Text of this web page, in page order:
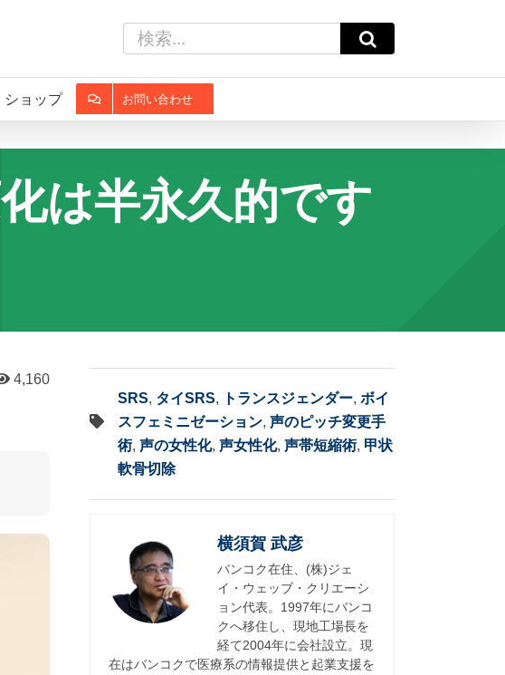
索
…
ショップ お問い合わせ
は半永久的です
4,160
SRS, タイSRS, トランスジェンダー, ボイ
スフェミニゼーション, 声のピッチ変更手
術, 声の女性化, 声女性化, 声帯短縮術, 甲状
軟骨切除
横須賀 武彦
バンコク在住、(株)ジェ
イ・ウェッブ・クリエーシ
ョン代表。1997年にバンコ
クへ移住し、現地工場長を
経て2004年に会社設立。現
在はバンコクで医療系の情報提供と起業支援を